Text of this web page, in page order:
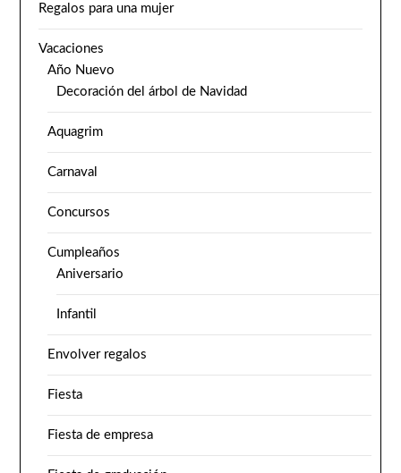
Regalos para una mujer
Vacaciones
Año Nuevo
Decoración del árbol de Navidad
Aquagrim
Carnaval
Concursos
Cumpleaños
Aniversario
Infantil
Envolver regalos
Fiesta
Fiesta de empresa